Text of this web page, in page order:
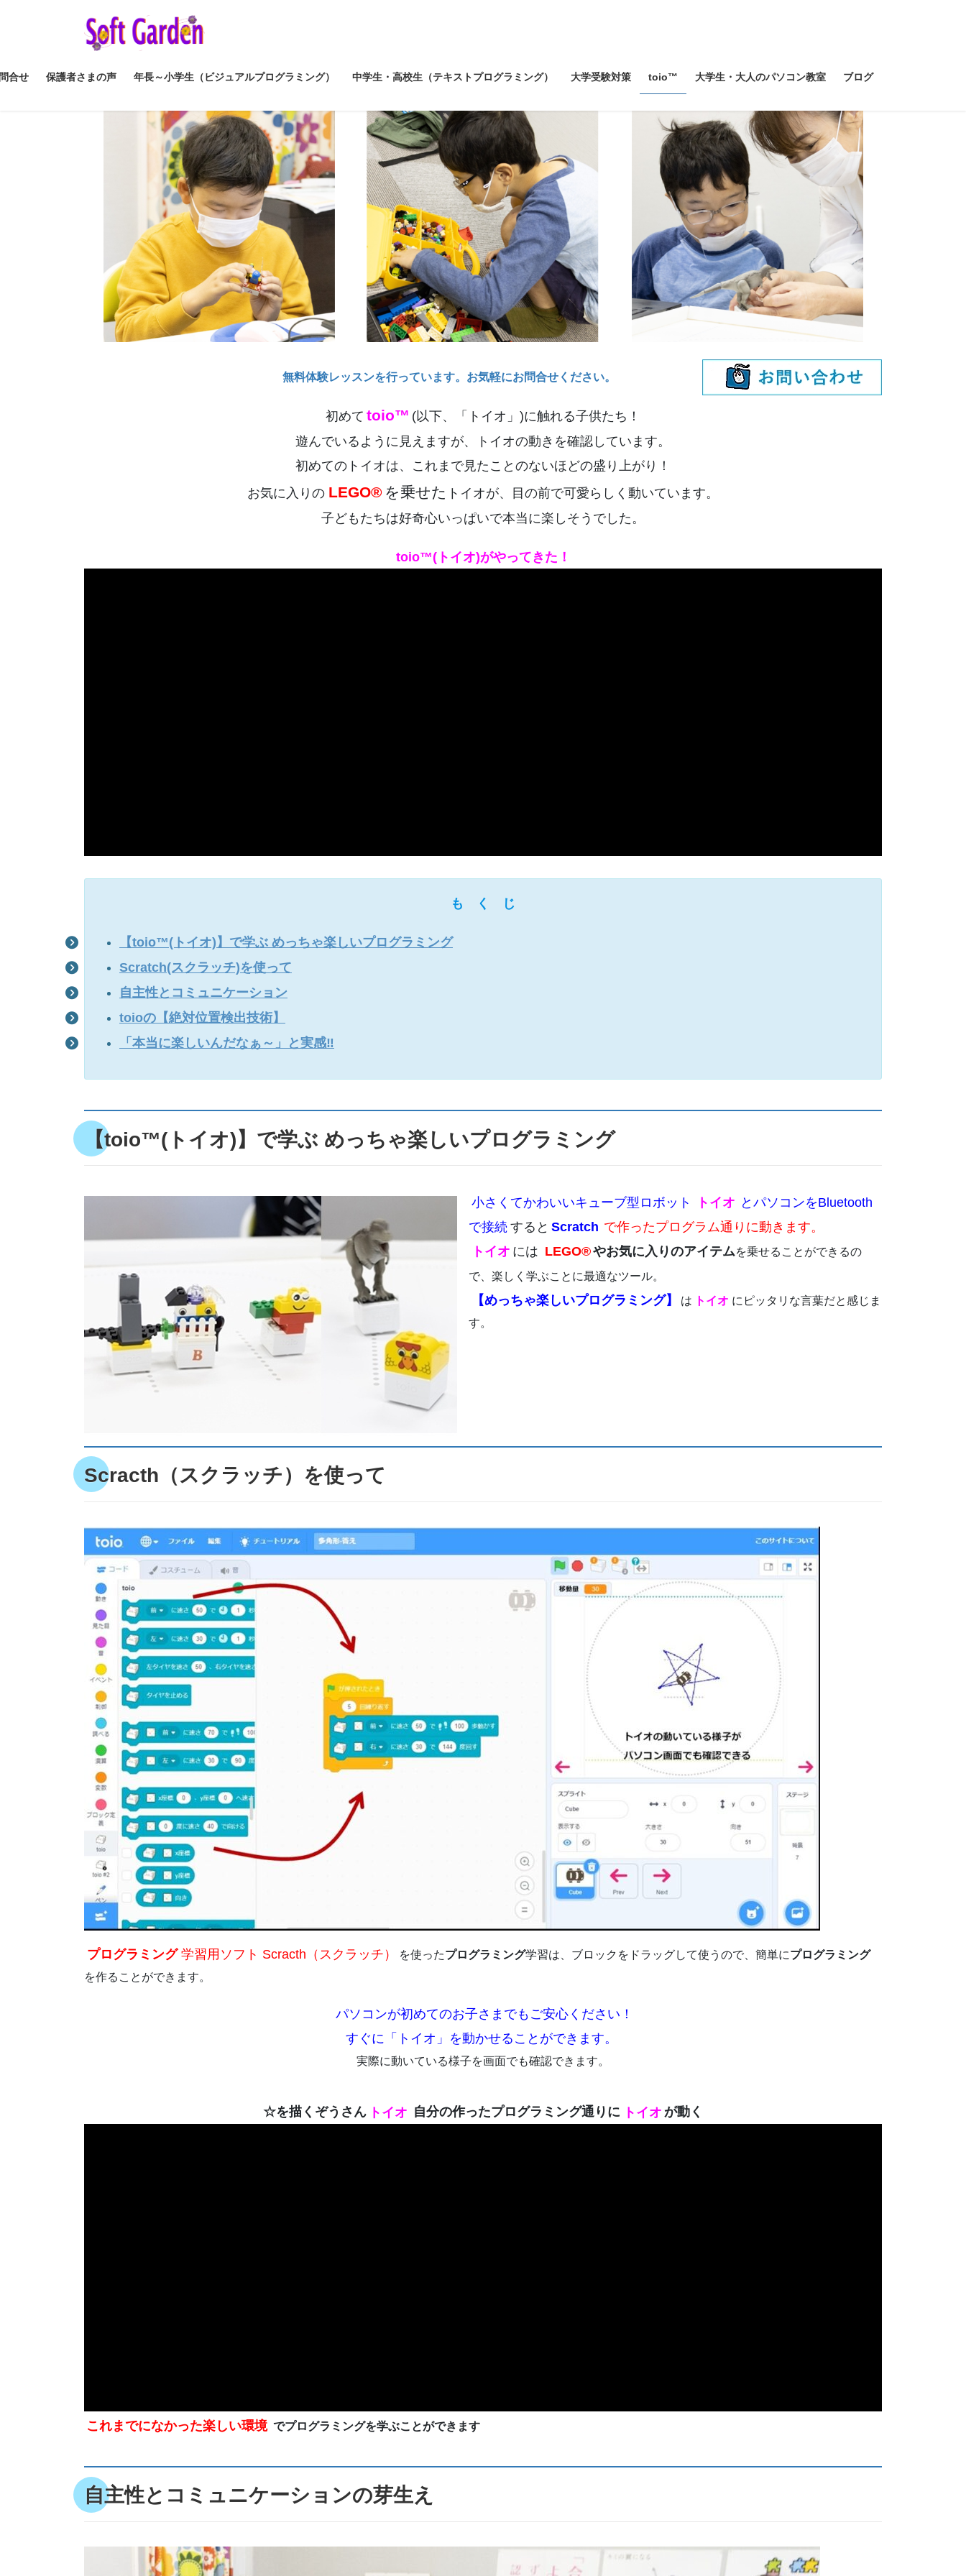
ツ
シ合せ 保護者さまの声 年長～小学生（ビジュアルプログラミング） 中学生・高校生（テキストプログラミング） 大学受験対策 toio™ 大学生・大人のパソコン教室 ブログ
無料体験レッスンを行っています。お気軽にお問合せください。
初めて toio™ (以下、「トイオ」)に触れる子供たち！
遊んでいるように見えますが、トイオの動きを確認しています。
初めてのトイオは、これまで見たことのないほどの盛り上がり！
お気に入りの LEGO® を乗せた トイオが、目の前で可愛らしく動いています。
子どもたちは好奇心いっぱいで本当に楽しそうでした。
toio™(トイオ)がやってきた！
も く じ
【toio™(トイオ)】で学ぶ めっちゃ楽しいプログラミング
Scratch(スクラッチ)を使って
自主性とコミュニケーション
toioの【絶対位置検出技術】
「本当に楽しいんだなぁ～」と実感‼
【toio™(トイオ)】で学ぶ めっちゃ楽しいプログラミング
小さくてかわいいキューブ型ロボット トイオ とパソコンをBluetooth
で接続 すると Scratch で作ったプログラム通りに動きます。
トイオ には LEGO®やお気に入りのアイテムを乗せることができるの
で、楽しく学ぶことに最適なツール。
【めっちゃ楽しいプログラミング】 は トイオ にピッタリな言葉だと感じま
す。
Scracth（スクラッチ）を使って
プログラミング学習用ソフト Scracth（スクラッチ） を使ったプログラミング学習は、ブロックをドラッグして使うので、簡単にプログラミング
を作ることができます。
パソコンが初めてのお子さまでもご安心ください！
すぐに「トイオ」を動かせることができます。
実際に動いている様子を画面でも確認できます。
☆を描くぞうさん トイオ 自分の作ったプログラミング通りに トイオ が動く
これまでになかった楽しい環境 でプログラミングを学ぶことができます
自主性とコミュニケーションの芽生え